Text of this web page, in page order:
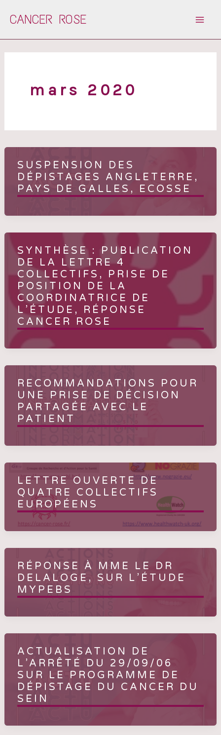
CANCER ROSE
mars 2020
SUSPENSION DES
DÉPISTAGES ANGLETERRE,
PAYS DE GALLES, ECOSSE
SYNTHÈSE : PUBLICATION
DE LA LETTRE 4
COLLECTIFS, PRISE DE
POSITION DE LA
COORDINATRICE DE
L’ÉTUDE, RÉPONSE
CANCER ROSE
RECOMMANDATIONS POUR
UNE PRISE DE DÉCISION
PARTAGÉE AVEC LE
PATIENT
LETTRE OUVERTE DE
QUATRE COLLECTIFS
EUROPÉENS
RÉPONSE À MME LE DR
DELALOGE, SUR L’ÉTUDE
MYPEBS
ACTUALISATION DE
L’ARRÊTÉ DU 29/09/06
SUR LE PROGRAMME DE
DÉPISTAGE DU CANCER DU
SEIN